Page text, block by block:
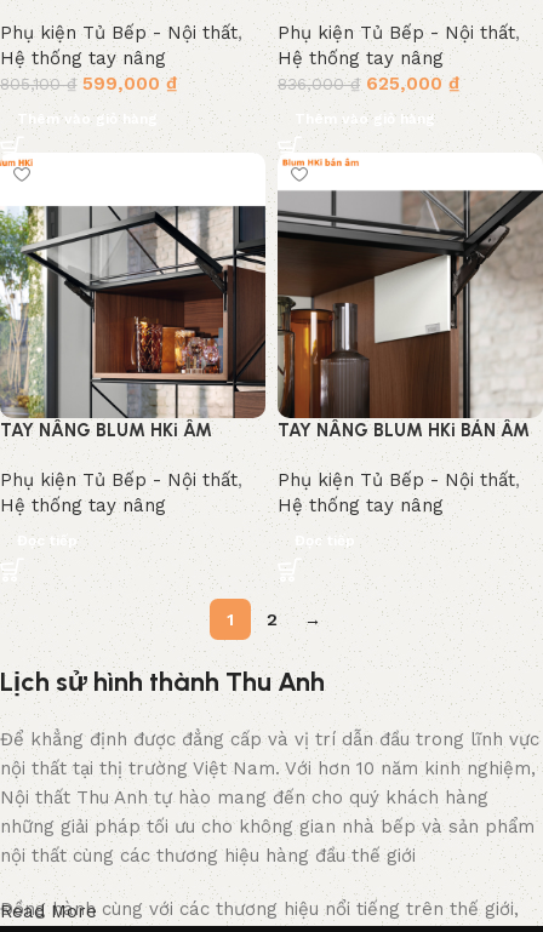
CHẤN
Phụ kiện Tủ Bếp - Nội thất,
Hệ thống tay nâng
805,100₫ 599,000₫
Thêm vào giỏ hàng
ON NHẤN MỞ
Phụ kiện Tủ Bếp - Nội thất,
Hệ thống tay nâng
836,000₫ 625,000 ₫
Thêm vào giỏ hàng
TAY NÂNG BLUM HKi ÂM
HOÀN TOÀN
Phụ kiện Tủ Bếp - Nội thất,
Hệ thống tay nâng
Đọc tiếp
TAY NÂNG BLUM HKi BÁN ÂM
Phụ kiện Tủ Bếp - Nội thất,
Hệ thống tay nâng
Đọc tiếp
1 2 →
Lịch sử hình thành Thu Anh
Để khẳng định được đẳng cấp và vị trí dẫn đầu trong lĩnh vực
nội thất tại thị trường Việt Nam. Với hơn 10 năm kinh nghiệm,
Nội thất Thu Anh tự hào mang đến cho quý khách hàng
những giải pháp tối ưu cho không gian nhà bếp và sản phẩm
nội thất cùng các thương hiệu hàng đầu thế giới
Đồng hành cùng với các thương hiệu nổi tiếng trên thế giới,
Read More